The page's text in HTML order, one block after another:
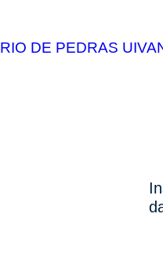
RIO DE PEDRAS